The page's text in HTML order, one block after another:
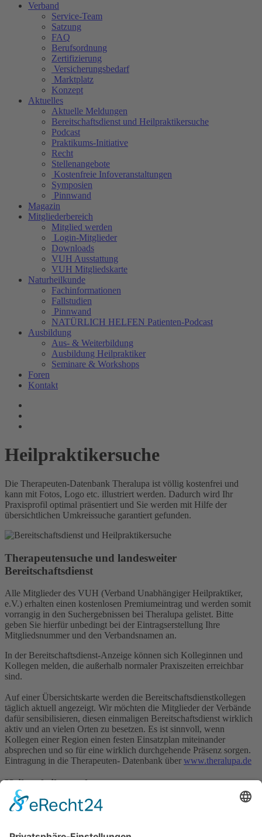
Verband
Service-Team
Satzung
FAQ
Berufsordnung
Zertifizierung
Versicherungsbedarf
Marktplatz
Konzept
Aktuelles
Aktuelle Meldungen
Bereitschaftsdienst und Heilpraktikersuche
Podcast
Praktikums-Initiative
Recht
Stellenangebote
Kostenfreie Infoveranstaltungen
Symposien
Pinnwand
Magazin
Mitgliederbereich
Mitglied werden
Login-Mitglieder
Downloads
VUH Ausstattung
VUH Mitgliedskarte
Naturheilkunde
Fachinformationen
Fallstudien
Pinnwand
NATÜRLICH HELFEN Patienten-Podcast
Ausbildung
Aus- & Weiterbildung
Ausbildung Heilpraktiker
Seminare & Workshops
Foren
Kontakt
Heilpraktikersuche
Die Therapeuten-Datenbank Theralupa ist völlig kostenfrei und
kann mit Fotos, Logo etc. illustriert werden. Dadurch wird Ihr
Praxisprofil optimal präsentiert und Sie werden mit Hilfe der
übersichtlichen Umkreissuche garantiert gefunden.
Therapeutensuche und landesweiter
Bereitschaftsdienst
Alle Mitglieder des VUH (Verband Unabhängiger Heilpraktiker,
e.V.) erhalten einen kostenlosen Premiumeintrag und werden somit
vorrangig in den Suchergebnissen bei Theralupa gelistet. Bitte
geben Sie hierfür unbedingt bei der Eintragserstellung Ihre
Mitgliedsnummer und den Verbandsnamen an.
In der Bereitschaftsdienst-Anzeige können sich Kolleginnen und
Kollegen melden, die außerhalb normaler Praxiszeiten erreichbar
sind.
Auf einer Übersichtskarte werden die Bereitschaftsdienstkollegen
täglich aktuell angezeigt. Wir möchten die Mitglieder der Verbände
dafür sensibilisieren, diesen einmaligen Bereitschaftsdienst wirklich
aktiv und an vielen Orten zu besetzen. Es ist sinnvoll, wenn
Kollegen einer Region einen festen Einsatzplan miteinander
absprechen und so für eine wirklich durchgehende Präsenz sorgen.
Eintragung in die Therapeuten- Datenbank über www.theralupa.de
Heilpraktikersuche
Bereitschaftsdiensteinträge sind nur Mitgliedern der in der